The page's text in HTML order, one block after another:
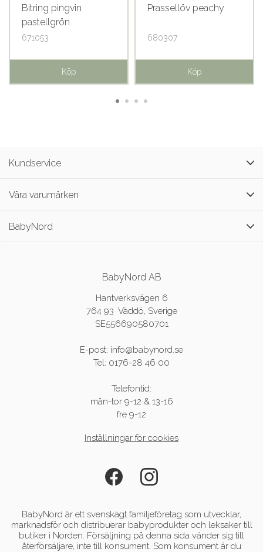
Bitring pingvin
pastellgrön
671053
Köp
Prassellöv peachy
680307
Köp
Kundservice
Våra varumärken
BabyNord
BabyNord AB
Hantverksvägen 6
764 93 Väddö, Sverige
SE556690580701
E-post: info@babynord.se
Tel: 0176-28 46 00
Telefontid:
mån-tor 9-12 & 13-16
fre 9-12
Inställningar för cookies
BabyNord är ett svenskägt familjeföretag som utvecklar,
marknadsför och distribuerar babyprodukter och leksaker till
butiker i Norden. Försäljning på denna sida vänder sig till
återförsäljare, inte till konsument. Som konsument är du